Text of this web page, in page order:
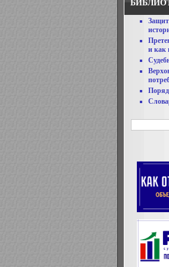
и как